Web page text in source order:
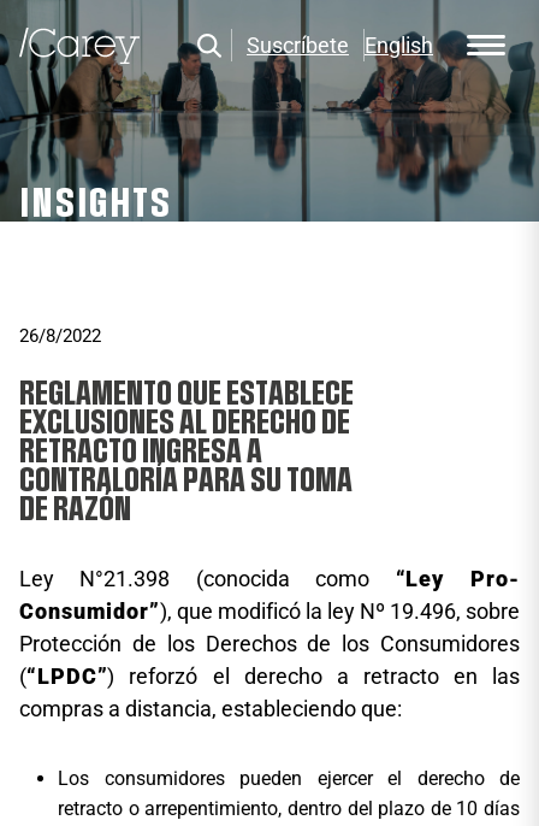
Suscríbete English
INSIGHTS
26/8/2022
REGLAMENTO QUE ESTABLECE
EXCLUSIONES AL DERECHO DE
RETRACTO INGRESA A
CONTRALORÍA PARA SU TOMA
DE RAZÓN
Ley N°21.398 (conocida como “Ley Pro-
Consumidor”), que modificó la ley Nº 19.496, sobre
Protección de los Derechos de los Consumidores
(“LPDC”) reforzó el derecho a retracto en las
compras a distancia, estableciendo que:
Los consumidores pueden ejercer el derecho de
retracto o arrepentimiento, dentro del plazo de 10 días